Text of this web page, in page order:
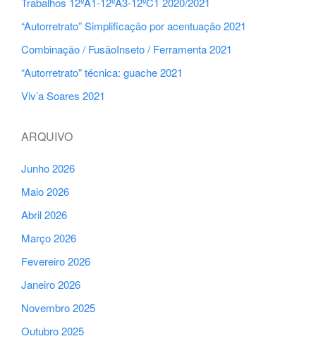
“Autorretrato” Simplificação por acentuação 2021
Combinação / FusãoInseto / Ferramenta 2021
“Autorretrato” técnica: guache 2021
Viv’a Soares 2021
ARQUIVO
Junho 2026
Maio 2026
Abril 2026
Março 2026
Fevereiro 2026
Janeiro 2026
Novembro 2025
Outubro 2025